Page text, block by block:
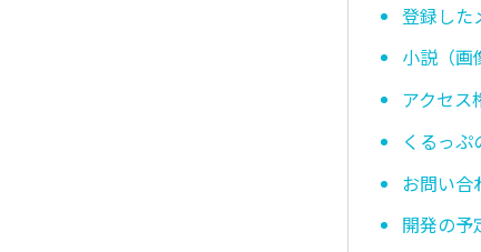
登録した
小説（画
アクセス
くるっ
お問い合
開発の予